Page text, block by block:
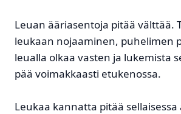
Leuan ääriasentoja pitää välttää.
leukaan nojaaminen, puhelimen
leualla olkaa vasten ja lukemista
pää voimakkaasti etukenossa.
Leukaa kannatta pitää